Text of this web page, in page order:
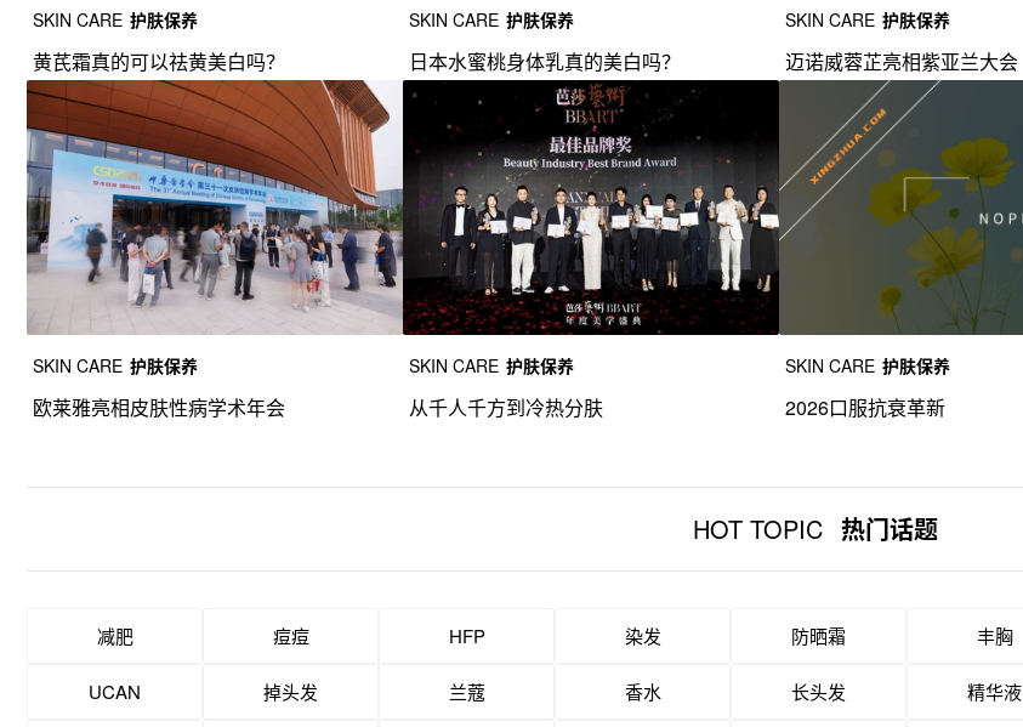
SKIN CARE 护肤保养
黄芪霜真的可以祛黄美白吗？
SKIN CARE 护肤保养
日本水蜜桃身体乳真的美白吗？
SKIN CARE 护肤保养
迈诺威蓉芷亮相紫亚兰大会
SKIN CARE 护肤保养
欧莱雅亮相皮肤性病学术年会
SKIN CARE 护肤保养
从千人千方到冷热分肤
SKIN CARE 护肤保养
2026口服抗衰革新
HOT TOPIC 热门话题
减肥 痘痘 HFP 染发 防晒霜 丰胸
UCAN 掉头发 兰蔻 香水 长头发 精华液